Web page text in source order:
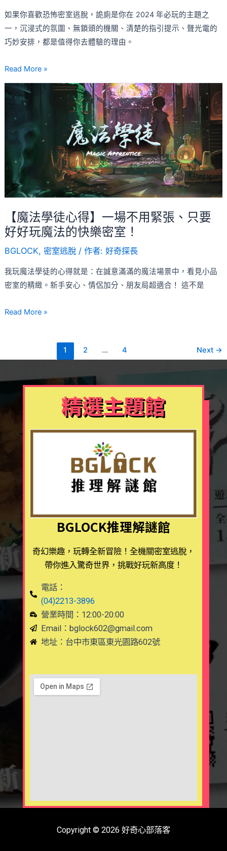
如果你喜歡恐怖密室逃脫，詭廁是你在 2024 年必玩的主題之
一，沉浸式的氛圍、無鎖頭的機關、清楚的指引提示、聲光電的
巧妙安排，都是值得你去體驗的理由。
浸
式
恐
主
題
Read More »
【魔法學徒心得】一場不用緊張、只要
好好玩魔法的快樂密室！
BGLOCK, 密室逃脫/ 作者: 好奇探長
我玩魔法學徒的心得就是：在誠意滿滿的魔法場景中，看見小品
密室的精緻。新手安心、情侶加分、朋友局超適合！ 這不是
【魔
一
場
不
緊
張、
只
要
好
玩
快
Read More »
1 2 ... 4 Next →
精選主題館
BGLOCK推理解謎館
奇幻樂趣，玩轉全新冒險！全機關密室逃脫，
帶你進入驚奇世界，挑戰好玩新高度！
電話：
(04)2213-3896
營業時間：12:00-20:00
Email：bglock602@gmail.com
地址：台中市東區東光園路602號
Copyright © 2026 好奇心部落客